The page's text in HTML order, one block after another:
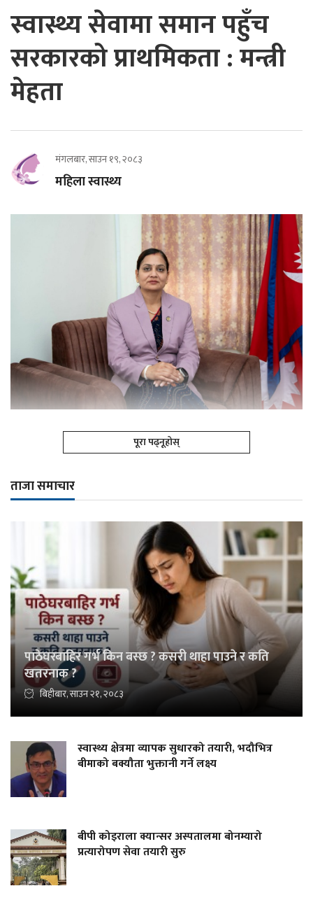
स्वास्थ्य सेवामा समान पहुँच
सरकारको प्राथमिकता : मन्त्री
मेहता
मंगलबार, साउन १९, २०८३
महिला स्वास्थ्य
पूरा पढ्नूहोस्
ताजा समाचार
पाठेघरबाहिर गर्भ किन बस्छ ? कसरी थाहा पाउने र कति
खतरनाक ?
बिहीबार, साउन २१, २०८३
स्वास्थ्य क्षेत्रमा व्यापक सुधारको तयारी, भदौभित्र
बीमाको बक्यौता भुक्तानी गर्ने लक्ष्य
बीपी कोइराला क्यान्सर अस्पतालमा बोनम्यारो
प्रत्यारोपण सेवा तयारी सुरु